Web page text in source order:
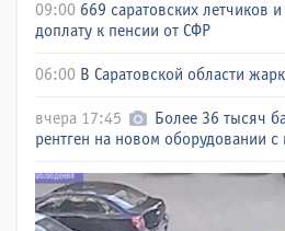
09:00 669 саратовских летчиков
доплату к пенсии от СФР
06:00 В Саратовской области
вчера 17:45
Более 36 тысяч
рентген на новом оборудовании с